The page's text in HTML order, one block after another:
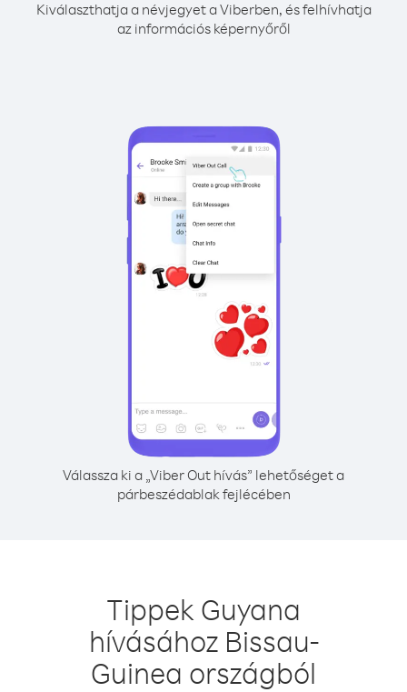
Kiválaszthatja a névjegyet a Viberben, és felhívhatja
az információs képernyőről
Válassza ki a „Viber Out hívás” lehetőséget a
párbeszédablak fejlécében
Tippek Guyana
hívásához Bissau-
Guinea országból